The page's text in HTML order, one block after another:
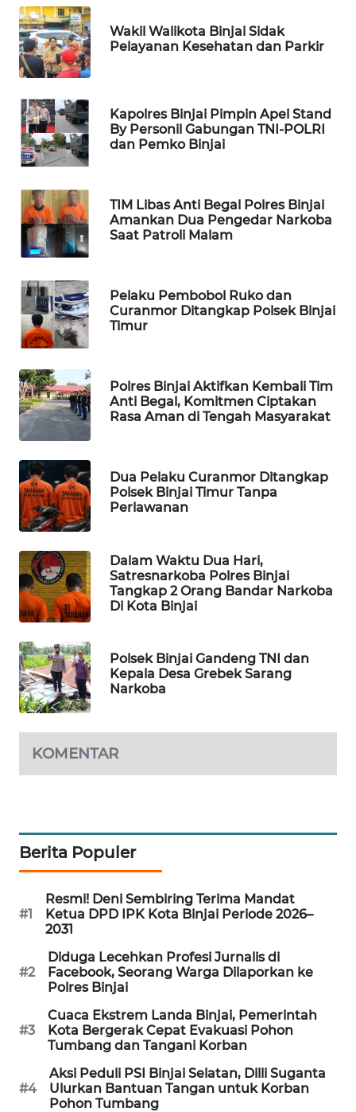
Wakil Walikota Binjai Sidak
Pelayanan Kesehatan dan Parkir
Kapolres Binjai Pimpin Apel Stand
By Personil Gabungan TNI-POLRI
dan Pemko Binjai
TIM Libas Anti Begal Polres Binjai
Amankan Dua Pengedar Narkoba
Saat Patroli Malam
Pelaku Pembobol Ruko dan
Curanmor Ditangkap Polsek Binjai
Timur
Polres Binjai Aktifkan Kembali Tim
Anti Begal, Komitmen Ciptakan
Rasa Aman di Tengah Masyarakat
Dua Pelaku Curanmor Ditangkap
Polsek Binjai Timur Tanpa
Perlawanan
Dalam Waktu Dua Hari,
Satresnarkoba Polres Binjai
Tangkap 2 Orang Bandar Narkoba
Di Kota Binjai
Polsek Binjai Gandeng TNI dan
Kepala Desa Grebek Sarang
Narkoba
KOMENTAR
Berita Populer
#1
Resmi! Deni Sembiring Terima Mandat
Ketua DPD IPK Kota Binjai Periode 2026–
2031
#2
Diduga Lecehkan Profesi Jurnalis di
Facebook, Seorang Warga Dilaporkan ke
Polres Binjai
#3
Cuaca Ekstrem Landa Binjai, Pemerintah
Kota Bergerak Cepat Evakuasi Pohon
Tumbang dan Tangani Korban
#4
Aksi Peduli PSI Binjai Selatan, Dilli Suganta
Ulurkan Bantuan Tangan untuk Korban
Pohon Tumbang
JURNAL
MARITIM
HUMBANG
GARONGGANG
NEWS
FISUELRI
ID
ENERGI
NEWS
CILEUNGSI
NEWS
NEWS
BERAMPU
NEWS
ANUGERAH
NEWS
ID
PERAPKI
NEWS
SONYA
ASA
NEWS